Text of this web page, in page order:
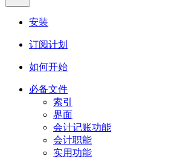
安装
订阅计划
如何开始
必备文件
索引
界面
会计记账功能
会计职能
实用功能